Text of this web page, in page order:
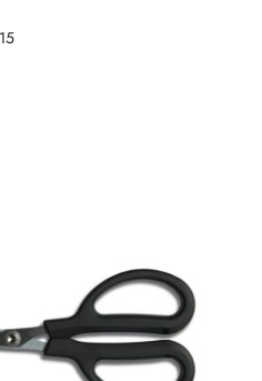
NIEDOSTĘPNY